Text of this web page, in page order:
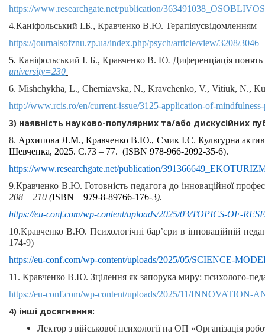
https://www.researchgate.net/publication/363491038_
4.Каніфольський І.Б., Кравченко В.Ю. Терапіяусвідомленням –
https://journalsofznu.zp.ua/index.php/psych/article/view/3208/3046
5. Каніфольський І. Б., Кравченко В. Ю. Диференціація понять
university=230
6. Mishchykha, L., Cherniavska, N., Kravchenko, V., Vitiuk, N.,
http://www.rcis.ro/en/current-issue/3125-application-of-
3) наявність науково-популярних та/або дискусійних
8. Архипова Л.М., Кравченко В.Ю., Смик І.Є. Культурна
Шевченка, 2025. С.73 – 77. (ISBN 978-966-2092-35-6).
https://www.researchgate.net/publication/
9.Кравченко В.Ю. Готовність педагога до інноваційної
208 – 210 (ISBN – 979-8-89766-176-3).
https://eu-conf.com/wp-content/uploads/2025/03/TOPICS-OF-
10.Кравченко В.Ю. Психологічні бар’єри в інноваційній
174-9)
https://eu-conf.com/wp-content/uploads/2025/05/SCIENCE-
11. Кравченко В.Ю. Зцілення як запорука миру: психолого-
https://eu-conf.com/wp-content/uploads/2025/11/
4) інші досягнення:
Лектор з військової психології на ОП «Організація